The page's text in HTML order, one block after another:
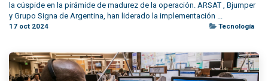
la cúspide en la pirámide de madurez de la operación. ARSAT , Bjumper
y Grupo Signa de Argentina, han liderado la implementación ...
17 oct 2024 Tecnología